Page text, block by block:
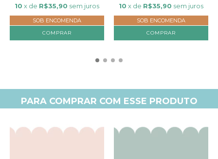
10 x de R$35,90 sem juros
SOB ENCOMENDA
COMPRAR
10 x de R$35,90 sem juros
SOB ENCOMENDA
COMPRAR
PARA COMPRAR COM ESSE PRODUTO